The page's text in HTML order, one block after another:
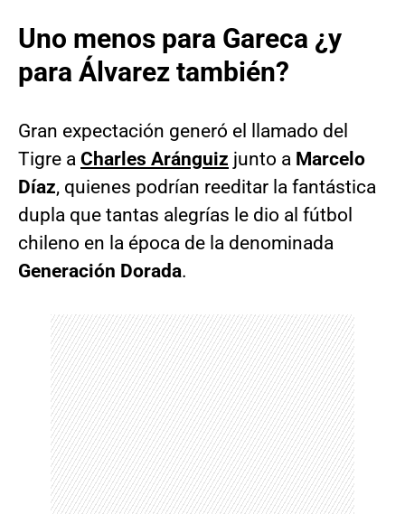
Uno menos para Gareca ¿y
para Álvarez también?
Gran expectación generó el llamado del
Tigre a Charles Aránguiz junto a Marcelo
Díaz, quienes podrían reeditar la fantástica
dupla que tantas alegrías le dio al fútbol
chileno en la época de la denominada
Generación Dorada.